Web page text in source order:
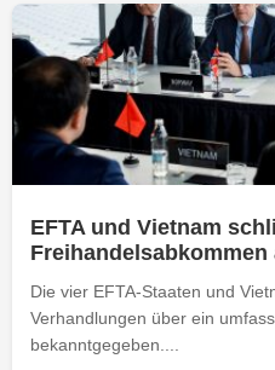
EFTA und Vietnam
Freihandelsabkommen
Die vier EFTA-Staaten und
Verhandlungen über ein
bekanntgegeben....